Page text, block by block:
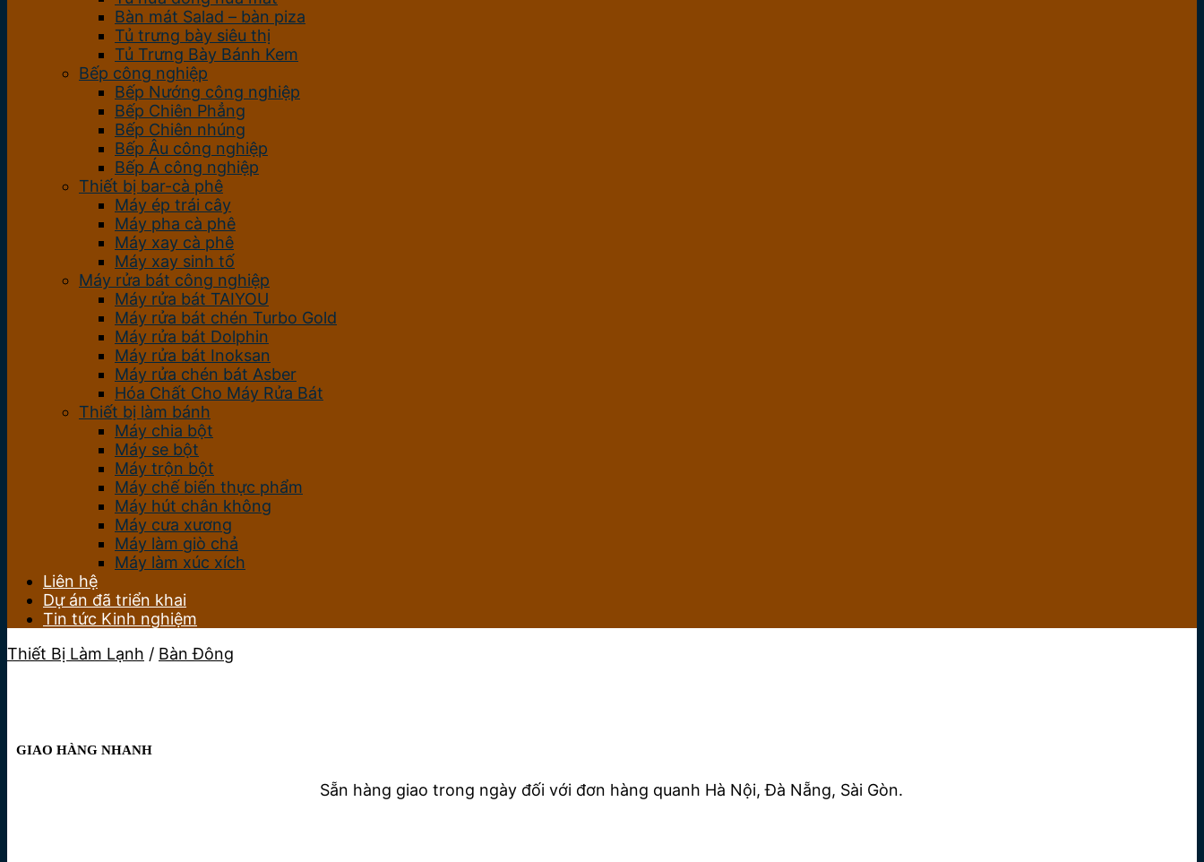
Bàn mát Salad – bàn piza
Tủ trưng bày siêu thị
Tủ Trưng Bày Bánh Kem
Bếp công nghiệp
Bếp Nướng công nghiệp
Bếp Chiên Phẳng
Bếp Chiên nhúng
Bếp Âu công nghiệp
Bếp Á công nghiệp
Thiết bị bar-cà phê
Máy ép trái cây
Máy pha cà phê
Máy xay cà phê
Máy xay sinh tố
Máy rửa bát công nghiệp
Máy rửa bát TAIYOU
Máy rửa bát chén Turbo Gold
Máy rửa bát Dolphin
Máy rửa bát Inoksan
Máy rửa chén bát Asber
Hóa Chất Cho Máy Rửa Bát
Thiết bị làm bánh
Máy chia bột
Máy se bột
Máy trộn bột
Máy chế biến thực phẩm
Máy hút chân không
Máy cưa xương
Máy làm giò chả
Máy làm xúc xích
Liên hệ
Dự án đã triển khai
Tin tức Kinh nghiệm
Thiết Bị Làm Lạnh / Bàn Đông
GIAO HÀNG NHANH
Sẵn hàng giao trong ngày đối với đơn hàng quanh Hà Nội, Đà Nẵng, Sài Gòn.